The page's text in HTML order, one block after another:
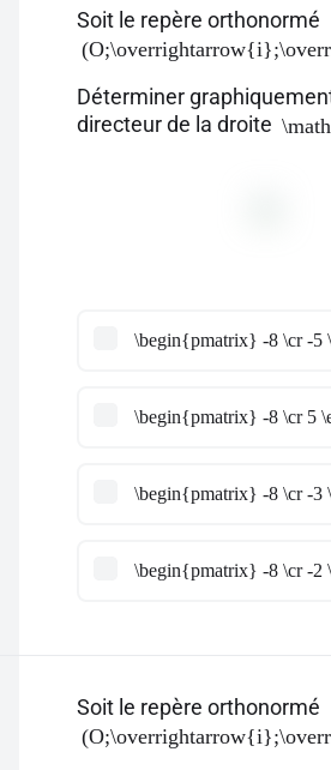
Soit le repère orthonormé
Déterminer
directeur de la droite
\begin{pmatrix} -8 \cr -5
\begin{pmatrix} -8 \cr 5
\begin{pmatrix} -8 \cr -3
\begin{pmatrix} -8 \cr -2
Soit le repère orthonormé